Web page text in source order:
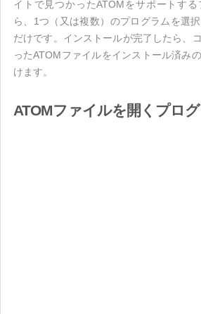
イトで見つかったATOMをサポートす
ら、1つ（又は複数）のプログラムを選
だけです。インストールが完了したら、
ったATOMファイルをインストール済み
けます。
ATOMファイルを開くプロ